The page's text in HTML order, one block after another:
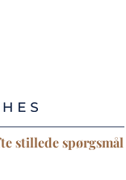
stillede spørgsmål